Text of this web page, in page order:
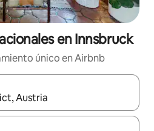
en Innsbruck
único en Airbnb
disponibles, podrás navegar